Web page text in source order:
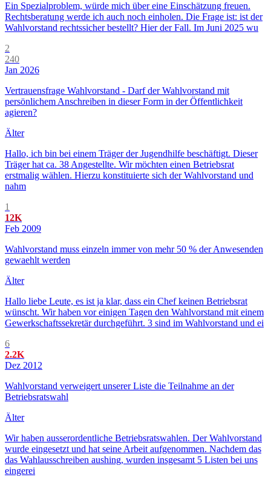
Ein Spezialproblem, würde mich über eine Einschätzung freuen.
Rechtsberatung werde ich auch noch einholen. Die Frage ist: ist der
Wahlvorstand rechtssicher bestellt? Hier der Fall. Im Juni 2025 wu
2
240
Jan 2026
Vertrauensfrage Wahlvorstand - Darf der Wahlvorstand mit
persönlichem Anschreiben in dieser Form in der Öffentlichkeit
agieren?
Älter
Hallo, ich bin bei einem Träger der Jugendhilfe beschäftigt. Dieser
Träger hat ca. 38 Angestellte. Wir möchten einen Betriebsrat
erstmalig wählen. Hierzu konstituierte sich der Wahlvorstand und
nahm
1
12K
Feb 2009
Wahlvorstand muss einzeln immer von mehr 50 % der Anwesenden
gewaehlt werden
Älter
Hallo liebe Leute, es ist ja klar, dass ein Chef keinen Betriebsrat
wünscht. Wir haben vor einigen Tagen den Wahlvorstand mit einem
Gewerkschaftssekretär durchgeführt. 3 sind im Wahlvorstand und ei
6
2.2K
Dez 2012
Wahlvorstand verweigert unserer Liste die Teilnahme an der
Betriebsratswahl
Älter
Wir haben ausserordentliche Betriebsratswahlen. Der Wahlvorstand
wurde eingesetzt und hat seine Arbeit aufgenommen. Nachdem das
das Wahlausschreiben aushing, wurden insgesamt 5 Listen bei uns
eingerei